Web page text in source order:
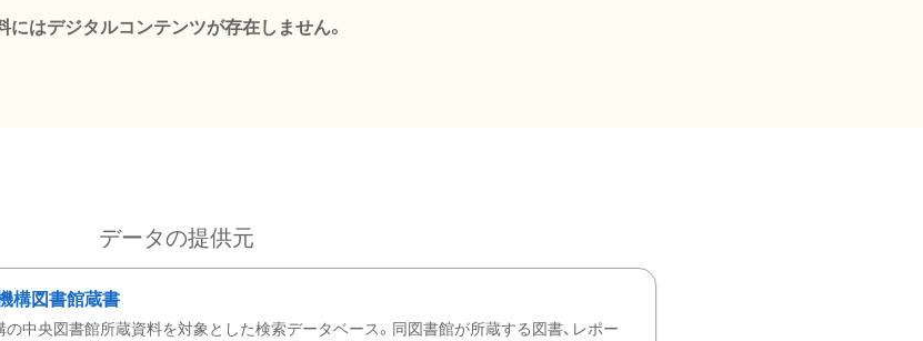
にはデジタルコンテンツが存在しません。
データの提供元
構図書館蔵書
中央図書館所蔵資料を対象とした検索データベース。同図書館が所蔵する図書、レポー